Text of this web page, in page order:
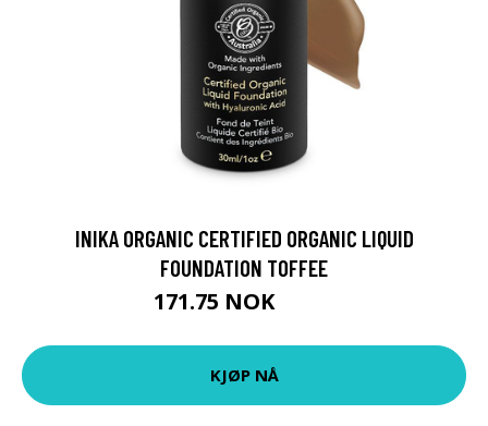
INIKA ORGANIC CERTIFIED ORGANIC LIQUID
FOUNDATION TOFFEE
171.75 NOK
KJØP NÅ